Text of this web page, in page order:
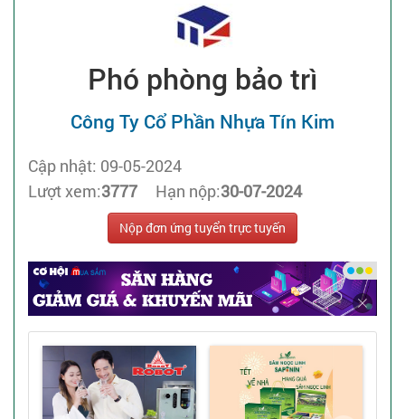
Phó phòng bảo trì
Công Ty Cổ Phần Nhựa Tín Kim
Cập nhật: 09-05-2024
Lượt xem:3777 Hạn nộp:30-07-2024
Nộp đơn ứng tuyển trực tuyến